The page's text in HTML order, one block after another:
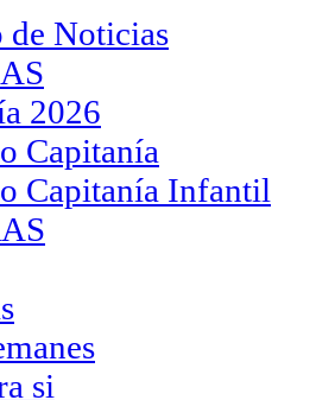
Noticias
2026
Capitanía
Capitanía Infantil
si